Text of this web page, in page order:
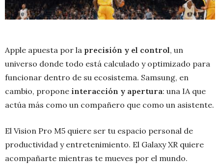
Apple apuesta por la precisión y el control, un
universo donde todo está calculado y optimizado para
funcionar dentro de su ecosistema. Samsung, en
cambio, propone interacción y apertura: una IA que
actúa más como un compañero que como un asistente.
El Vision Pro M5 quiere ser tu espacio personal de
productividad y entretenimiento. El Galaxy XR quiere
acompañarte mientras te mueves por el mundo.